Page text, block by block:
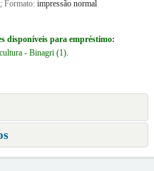
; Formato: impressão normal
disponíveis para empréstimo:
- Binagri(1).